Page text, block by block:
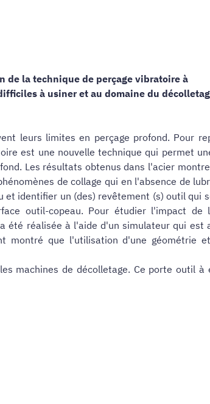
de la technique de perçage vibratoire à
à usiner et au domaine du
leurs limites en perçage profond. Pour
est une nouvelle technique qui permet
Les résultats obtenus dans l'acier
de collage qui en l'absence de
identifier un (des) revêtement (s) outil qui
outil-copeau. Pour étudier l'impact
réalisée à l'aide d'un simulateur qui est
montré que l'utilisation d'une géométrie
machines de décolletage. Ce porte outil